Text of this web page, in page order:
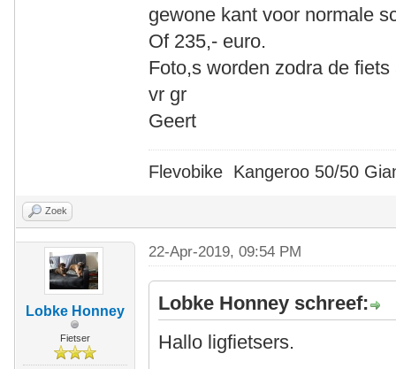
gewone kant voor normale
Of 235,- euro.
Foto,s worden zodra de
vr gr
Geert
Flevobike Kangeroo 50/50
Zoek
Lobke Honney
Fietser
22-Apr-2019, 09:54 PM
Lobke Honney schreef:
Hallo ligfietsers.